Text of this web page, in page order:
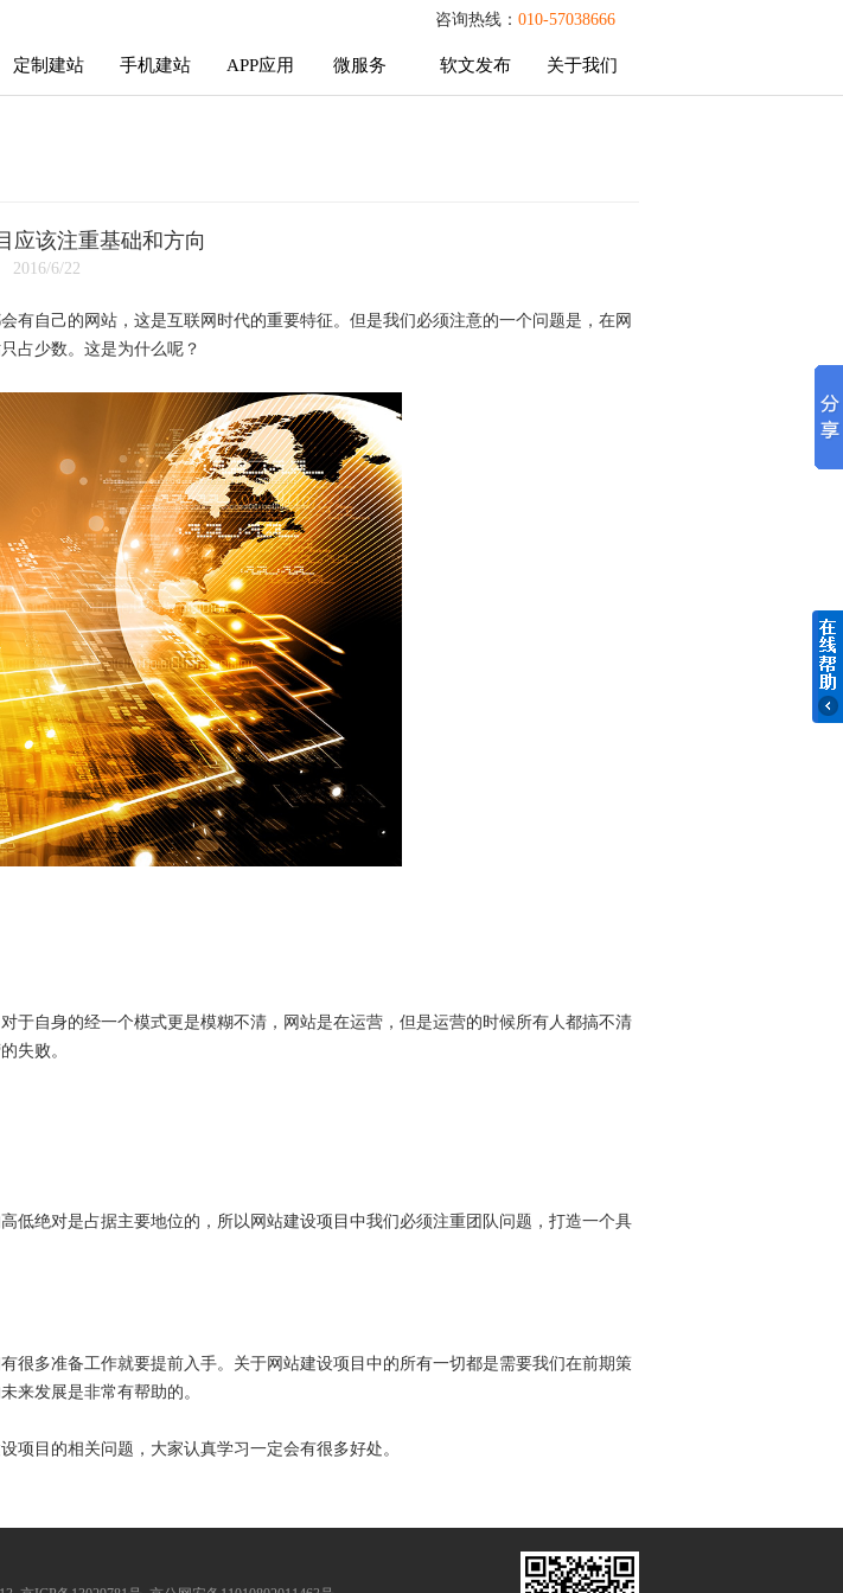
咨询热线： 010-57038666
关于我们
关于我们
软文发布
软文发布
微服务
微服务
APP应用
APP应用
手机建站
手机建站
定制建站
定制建站
应该注重基础和方向
2016/6/22
有自己的网站，这是互联网时代的重要特征。但是我们必须注意的一个问题是，在网
占少数。这是为什么呢？
自身的经一个模式更是模糊不清，网站是在运营，但是运营的时候所有人都搞不清
失败。
绝对是占据主要地位的，所以网站建设项目中我们必须注重团队问题，打造一个具
多准备工作就要提前入手。关于网站建设项目中的所有一切都是需要我们在前期策
来发展是非常有帮助的。
项目的相关问题，大家认真学习一定会有很多好处。